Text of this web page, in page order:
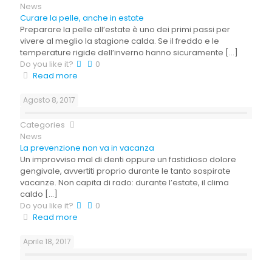
News
Curare la pelle, anche in estate
Preparare la pelle all’estate è uno dei primi passi per
vivere al meglio la stagione calda. Se il freddo e le
temperature rigide dell’inverno hanno sicuramente […]
Do you like it?
0
Read more
Agosto 8, 2017
Categories
News
La prevenzione non va in vacanza
Un improvviso mal di denti oppure un fastidioso dolore
gengivale, avvertiti proprio durante le tanto sospirate
vacanze. Non capita di rado: durante l’estate, il clima
caldo […]
Do you like it?
0
Read more
Aprile 18, 2017